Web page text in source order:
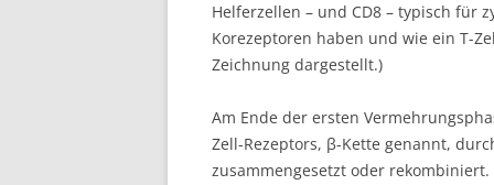
Helferzellen – und CD8 – typisch für
Korezeptoren haben und wie ein T-
Zeichnung dargestellt.)
Am Ende der ersten
Zell-Rezeptors, β-Kette genannt,
zusammengesetzt oder